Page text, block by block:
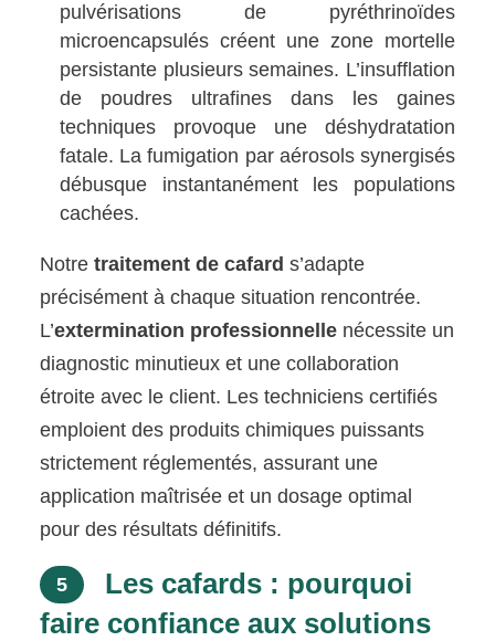
pulvérisations de pyréthrinoïdes
microencapsulés créent une zone mortelle
persistante plusieurs semaines. L’insufflation
de poudres ultrafines dans les gaines
techniques provoque une déshydratation
fatale. La fumigation par aérosols synergisés
débusque instantanément les populations
cachées.
Notretraitement de cafard s’adapte
précisément à chaque situation rencontrée.
L’extermination professionnelle nécessite un
diagnostic minutieux et une collaboration
étroite avec le client. Les techniciens certifiés
emploient des produits chimiques puissants
strictement réglementés, assurant une
application maîtrisée et un dosage optimal
pour des résultats définitifs.
5
Les cafards : pourquoi
faire confiance aux solutions